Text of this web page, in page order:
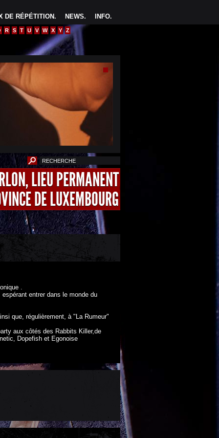
INFO.
NEWS.
DE RÉPÉTITION.
R S T U V W X Y Z
LIEU PERMANENT
DE LUXEMBOURG
.
entrer dans le monde du
que, régulièrement, à "La Rumeur"
aux côtés des Rabbits Killer,de
Dopefish et Egonoise